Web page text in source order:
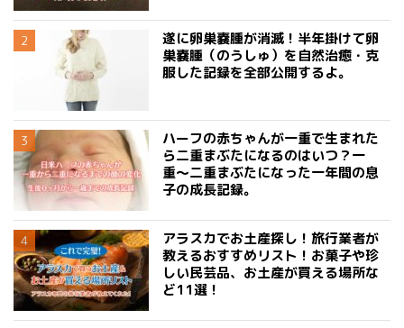
遂に卵巣嚢腫が消滅！半年掛けて卵
巣嚢腫（のうしゅ）を自然治癒・克
服した記録を全部公開するよ。
ハーフの赤ちゃんが一重で生まれた
ら二重まぶたになるのはいつ？一
重〜二重まぶたになった一年間の息
子の成長記録。
アラスカでお土産探し！旅行業者が
教えるおすすめリスト！お菓子や珍
しい民芸品、お土産が買える場所な
ど11選！